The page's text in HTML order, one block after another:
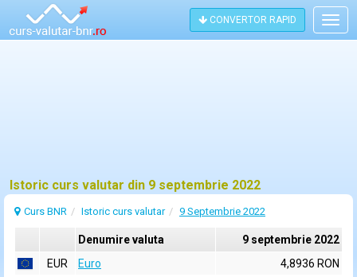
CONVERTOR RAPID
Istoric curs valutar din 9 septembrie 2022
Curs BNR Istoric curs valutar 9 Septembrie 2022
Denumire valuta
9 septembrie 2022
EUR
Euro
4,8936 RON